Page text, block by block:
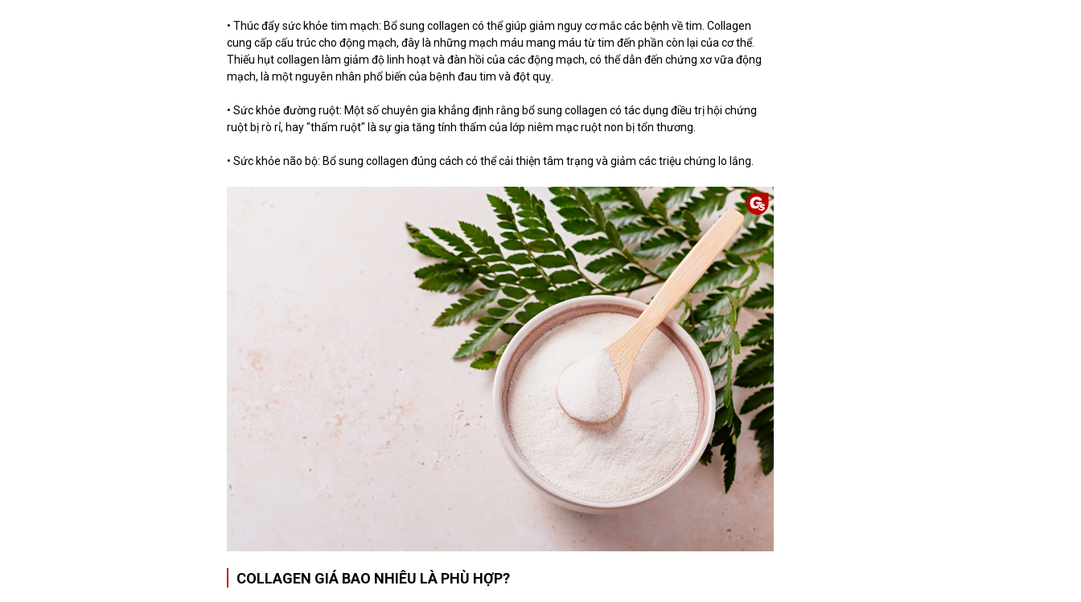
• Thúc đẩy sức khỏe tim mạch: Bổ sung collagen có thể giúp giảm nguy cơ mắc các bệnh về tim. Collagen
cung cấp cấu trúc cho động mạch, đây là những mạch máu mang máu từ tim đến phần còn lại của cơ thể.
Thiếu hụt collagen làm giảm độ linh hoạt và đàn hồi của các động mạch, có thể dẫn đến chứng xơ vữa động
mạch, là một nguyên nhân phổ biến của bệnh đau tim và đột quỵ.
• Sức khỏe đường ruột: Một số chuyên gia khẳng định rằng bổ sung collagen có tác dụng điều trị hội chứng
ruột bị rò rỉ, hay "thấm ruột" là sự gia tăng tính thấm của lớp niêm mạc ruột non bị tổn thương.
• Sức khỏe não bộ: Bổ sung collagen đúng cách có thể cải thiện tâm trạng và giảm các triệu chứng lo lắng.
COLLAGEN GIÁ BAO NHIÊU LÀ PHÙ HỢP?